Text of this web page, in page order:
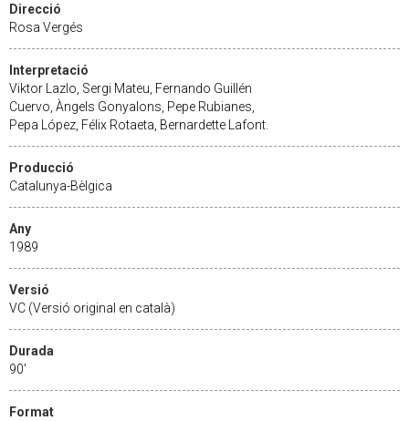
Direcció
Rosa Vergés
Interpretació
Viktor Lazlo, Sergi Mateu, Fernando Guillén
Cuervo, Àngels Gonyalons, Pepe Rubianes,
Pepa López, Félix Rotaeta, Bernardette Lafont.
Producció
Catalunya-Bèlgica
Any
1989
Versió
VC (Versió original en català)
Durada
90'
Format